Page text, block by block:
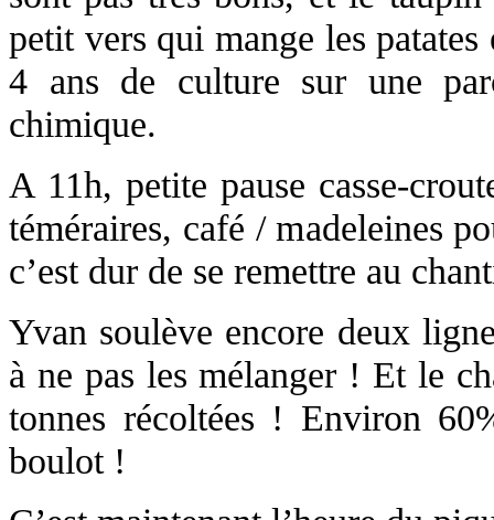
petit vers qui mange les
4 ans de culture sur une
chimique.
A 11h, petite pause casse-
téméraires, café / madeleines
c’est dur de se remettre au
Yvan soulève encore deux
à ne pas les mélanger ! Et le
tonnes récoltées ! Environ
boulot !